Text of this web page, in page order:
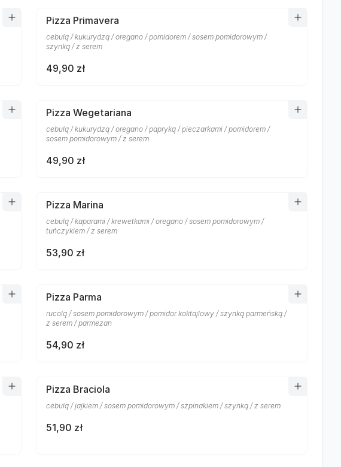
Pizza Primavera
cebulą / kukurydzą / oregano / pomidorem / sosem pomidorowym /
szynką / z serem
49,90 zł
Pizza Wegetariana
cebulą / kukurydzą / oregano / papryką / pieczarkami / pomidorem /
sosem pomidorowym / z serem
49,90 zł
Pizza Marina
cebulą / kaparami / krewetkami / oregano / sosem pomidorowym /
tuńczykiem / z serem
53,90 zł
Pizza Parma
rucolą / sosem pomidorowym / pomidor koktajlowy / szynką parmeńską /
z serem / parmezan
54,90 zł
Pizza Braciola
cebulą / jajkiem / sosem pomidorowym / szpinakiem / szynką / z serem
51,90 zł